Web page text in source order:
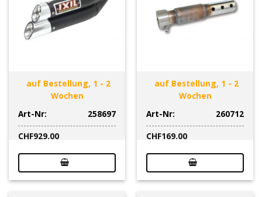
auf Bestellung, 1 - 2
Wochen
Art-Nr:
258697
CHF929.00
auf Bestellung, 1 - 2
Wochen
Art-Nr:
260712
CHF169.00